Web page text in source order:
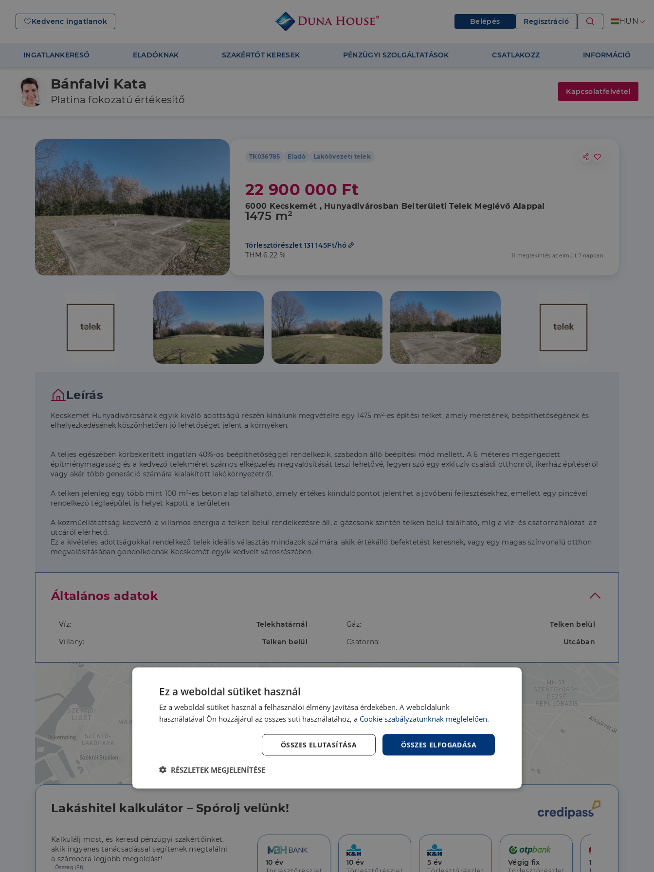
Kedvenc ingatlanok Belépés Regisztráció HUN
INGATLANKERESŐ ELADÓKNAK SZAKÉRTŐT KERESEK PÉNZÜGYI SZOLGÁLTATÁSOK CSATLAKOZZ INFORMÁCIÓ
TK036785 Eladó Lakóövezeti telek
22 900 000 Ft
6000 Kecskemét , Hunyadivárosban Belterületi Telek Meglévő Alappal
1475 m²
Törlesztőrészlet 131 145Ft/hó
THM 6.22 %
11 megtekintés az elmúlt 7 napban
Leírás
Kecskemét Hunyadivárosának egyik kiváló adottságú részén kínálunk megvételre egy 1475 m²-es építési telket, amely méretének, beépíthetőségének és
elhelyezkedésének köszönhetően jó lehetőséget jelent a környéken.
A teljes egészében körbekerített ingatlan 40%-os beépíthetőséggel rendelkezik, szabadon álló beépítési mód mellett. A 6 méteres megengedett
építménymagasság és a kedvező telekméret számos elképzelés megvalósítását teszi lehetővé, legyen szó egy exkluzív családi otthonról, ikerház építéséről
vagy akár több generáció számára kialakított lakókörnyezetről.
A telken jelenleg egy több mint 100 m²-es beton alap található, amely értékes kiindulópontot jelenthet a jövőbeni fejlesztésekhez, emellett egy pincével
rendelkező téglaépület is helyet kapott a területen.
A közműellátottság kedvező: a villamos energia a telken belül rendelkezésre áll, a gázcsonk szintén telken belül található, míg a víz- és csatornahálózat az
utcáról elérhető.
Ez a kivételes adottságokkal rendelkező telek ideális választás mindazok számára, akik értékálló befektetést keresnek, vagy egy magas színvonalú otthon
megvalósításában gondolkodnak Kecskemét egyik kedvelt városrészében.
Általános adatok
Víz: Telekhatárnál Gáz:
Telken belül
Villany:
Telken belül Csatorna: Utcában
Lakáshitel kalkulátor – Spórolj velünk!
Kalkulálj most, és keresd pénzügyi szakértőinket,
akik ingyenes tanácsadással segítenek megtalálni
a számodra legjobb megoldást!
Összeg (Ft)
10 év 10 év 5 év Végig fix 10 év
Bánfalvi Kata
Platina fokozatú értékesítő
Kapcsolatfelvétel
Ez a weboldal sütiket használ
Ez a weboldal sütiket használ a felhasználói élmény javítása érdekében. A weboldalunk
használatával Ön hozzájárul az összes süti használatához, a Cookie szabályzatunknak megfelelően.
ÖSSZES ELFOGADÁSA
ÖSSZES ELUTASÍTÁSA
RÉSZLETEK MEGJELENÍTÉSE
Elengedhetetlenül
Teljesítmény Célzás Funkcionalitás
Elengedhetetlenül szükséges Célzás